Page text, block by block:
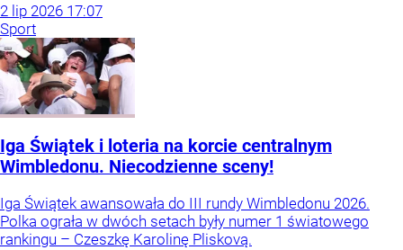
2 lip 2026 17:07
Sport
Iga Świątek i loteria na korcie centralnym
Wimbledonu. Niecodzienne sceny!
Iga Świątek awansowała do III rundy Wimbledonu 2026.
Polka ograła w dwóch setach były numer 1 światowego
rankingu – Czeszkę Karolinę Pliskovą.